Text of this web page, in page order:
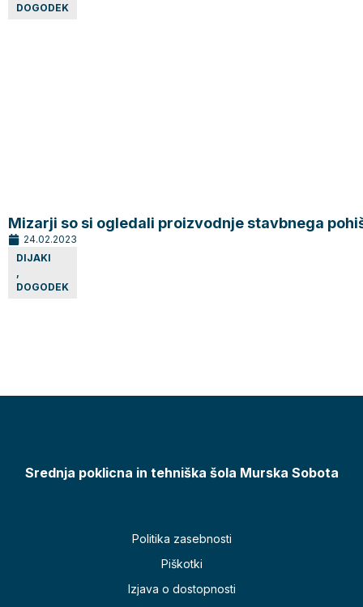
DOGODEK
Mizarji so si ogledali proizvodnje stavbnega
24.02.2023
DIJAKI
,
DOGODEK
Srednja poklicna in tehniška šola Murska Sobota
Politika zasebnosti
Piškotki
Izjava o dostopnosti